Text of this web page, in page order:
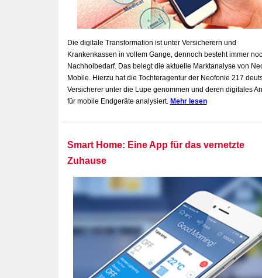
Die digitale Transformation ist unter Versicherern und
Krankenkassen in vollem Gange, dennoch besteht immer
Nachholbedarf. Das belegt die aktuelle Marktanalyse von
Mobile. Hierzu hat die Tochteragentur der Neofonie 217
Versicherer unter die Lupe genommen und deren digitales
für mobile Endgeräte analysiert. Mehr lesen
Smart Home: Eine App für das vernetzte
Zuhause